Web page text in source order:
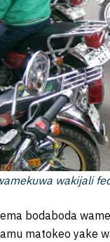
wakijali
bodaboda
matokeo yake